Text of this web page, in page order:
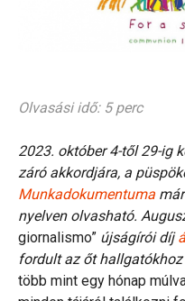
Olvasási idő: 5 perc
2023. október 4-től 29-ig
záró akkordjára, a
Munkadokumentuma
nyelven olvasható.
giornalismo” újságírói díj
fordult az őt
több mint egy hónap